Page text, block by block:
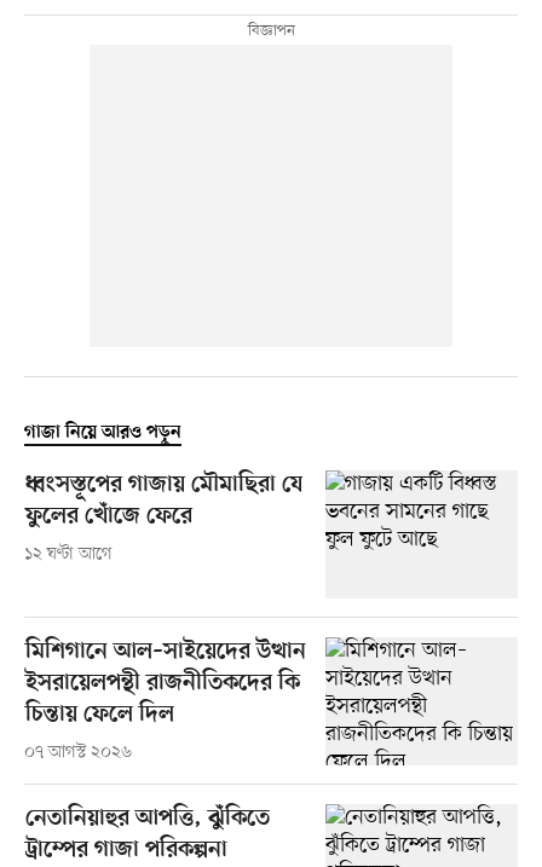
গাজা নিয়ে আরও পড়ুন
ধ্বংসস্তূপের গাজায় মৌমাছিরা যে
ফুলের খোঁজে ফেরে
১২ ঘণ্টা আগে
মিশিগানে আল–সাইয়েদের উত্থান
ইসরায়েলপন্থী রাজনীতিকদের কি
চিন্তায় ফেলে দিল
০৭ আগস্ট ২০২৬
নেতানিয়াহুর আপত্তি, ঝুঁকিতে
ট্রাম্পের গাজা পরিকল্পনা